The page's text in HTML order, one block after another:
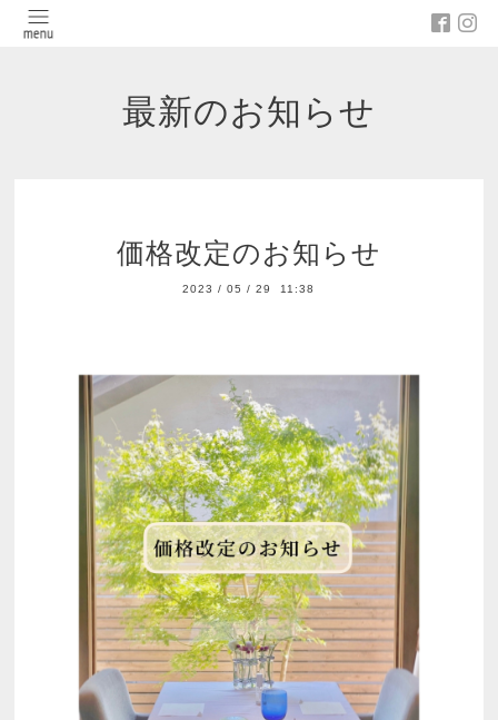
最新のお知らせ
価格改定のお知らせ
2023 /05 /29 11:38